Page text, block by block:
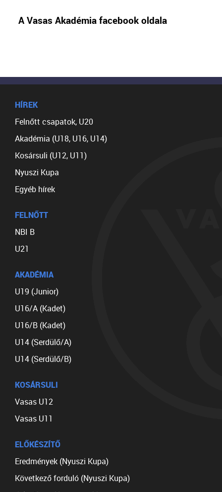
A Vasas Akadémia facebook oldala
HÍREK
Felnőtt csapatok, U20
Akadémia (U18, U16, U14)
Kosársuli (U12, U11)
Nyuszi Kupa
Egyéb hírek
FELNŐTT
NBI B
U21
AKADÉMIA
U19 (Junior)
U16/A (Kadet)
U16/B (Kadet)
U14 (Serdülő/A)
U14 (Serdülő/B)
KOSÁRSULI
Vasas U12
Vasas U11
ELŐKÉSZÍTŐ
Eredmények (Nyuszi Kupa)
Következő forduló (Nyuszi Kupa)